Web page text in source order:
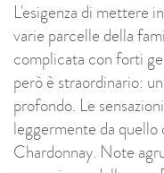
L'esigenza di mettere
varie parcelle della
complicata con forti
però è straordinario:
profondo. Le
leggermente da quello
Chardonnay. Note